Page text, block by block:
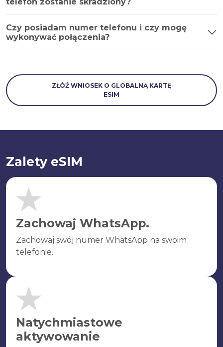
Czy posiadam numer telefonu i czy mogę
wykonywać połączenia?
ZŁÓŻ WNIOSEK O GLOBALNĄ KARTĘ
ESIM
Zalety eSIM
Zachowaj WhatsApp.
Zachowaj swój numer WhatsApp na swoim
telefonie.
Natychmiastowe
aktywowanie